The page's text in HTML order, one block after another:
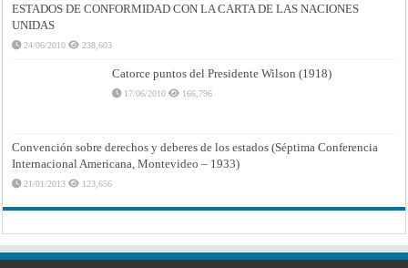
ESTADOS DE CONFORMIDAD CON LA CARTA DE LAS NACIONES
UNIDAS
24/06/2010 238,603
Catorce puntos del Presidente Wilson (1918)
17/06/2010 166,796
Convención sobre derechos y deberes de los estados (Séptima Conferencia
Internacional Americana, Montevideo – 1933)
21/01/2013 123,656